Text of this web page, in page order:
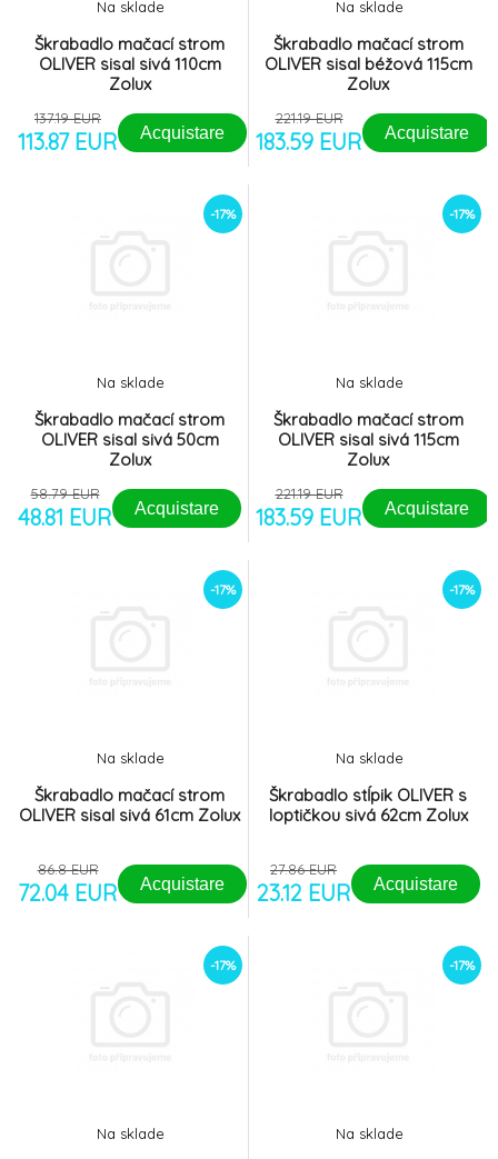
61cm Zolux
72.04 EUR
Škrabadlo mačací strom
OLIVER sisal sivá 110cm
Zolux
Na sklade
137.19 EUR
113.87 EUR Acquistare
Škrabadlo mačací strom
OLIVER sisal béžová 115cm
Zolux
Na sklade
221.19 EUR
183.59 EUR Acquistare
-17%
Škrabadlo mačací strom
OLIVER sisal sivá 50cm
Zolux
Na sklade
58.79 EUR
48.81 EUR Acquistare
-17%
Škrabadlo mačací strom
OLIVER sisal sivá 115cm
Zolux
Na sklade
221.19 EUR
183.59 EUR Acquistare
-17%
Škrabadlo mačací strom
OLIVER sisal sivá 61cm Zolux
Na sklade
86.8 EUR
72.04 EUR Acquistare
-17%
Škrabadlo stĺpik OLIVER s
loptičkou sivá 62cm Zolux
Na sklade
27.86 EUR
23.12 EUR Acquistare
-17%
Na sklade
-17%
Na sklade